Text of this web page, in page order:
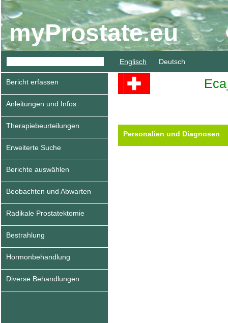
myProstate.eu
Englisch Deutsch
Bericht erfassen
Anleitungen und Infos
Therapiebeurteilungen
Erweiterte Suche
Berichte auswählen
Beobachten und Abwarten
Radikale Prostatektomie
Bestrahlung
Hormonbehandlung
Diverse Behandlungen
Personalien und Diagnosen